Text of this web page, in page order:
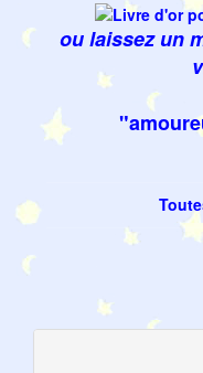
ou laissez un